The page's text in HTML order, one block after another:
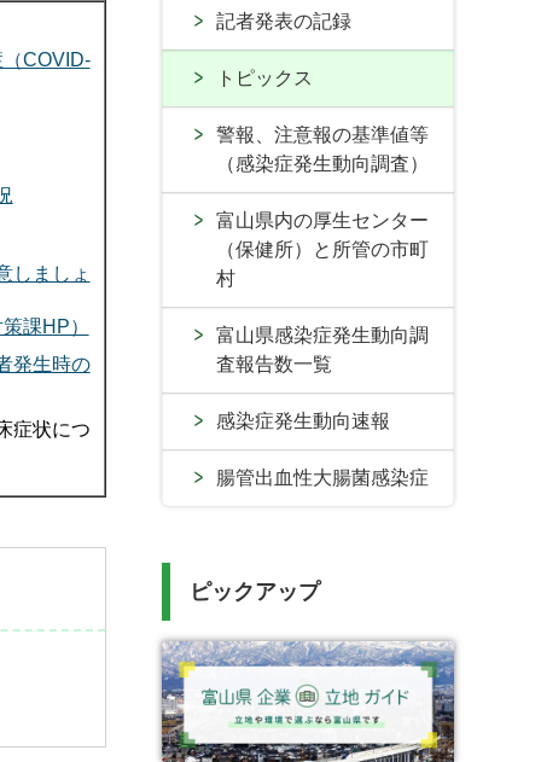
COVID-
しましょ
課HP）
発生時の
症状につ
記者発表の記録
トピックス
警報、注意報の基準値等
（感染症発生動向調査）
富山県内の厚生センター
（保健所）と所管の市町
村
富山県感染症発生動向調
査報告数一覧
感染症発生動向速報
腸管出血性大腸菌感染症
ピックアップ